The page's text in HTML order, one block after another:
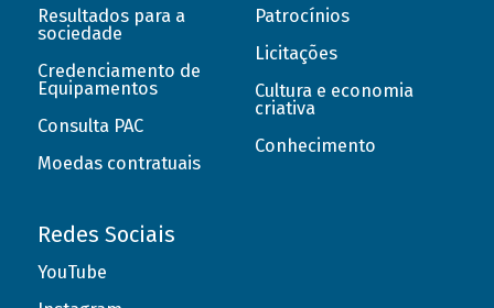
Resultados para a
sociedade
Credenciamento de
Equipamentos
Consulta PAC
Moedas contratuais
Patrocínios
Licitações
Cultura e economia
criativa
Conhecimento
Redes Sociais
YouTube